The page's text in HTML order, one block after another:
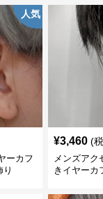
人気
ーカフ
¥3,460 (
メンズアク
きイヤーカ